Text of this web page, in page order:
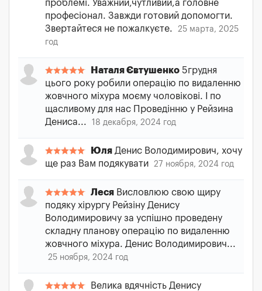
проблемі. Уважний,чутливий,а головне
професіонал. Завжди готовий допомогти.
Звертайтеся не пожалкуєте.
25 марта, 2025
год
Наталя Євтушенко 5грудня
цього року робили операцію по видаленню
жовчного міхура моєму чоловікові. І по
щасливому для нас Проведінню у Рейзина
Дениса...
18 декабря, 2024 год
Юля Денис Володимирович, хочу
ще раз Вам подякувати
27 ноября, 2024 год
Леся Висловлюю свою щиру
подяку хірургу Рейзіну Денису
Володимировичу за успішно проведену
складну планову операцію по видаленню
жовчного міхура. Денис Володимирович...
25 ноября, 2024 год
Велика вдячність Денису